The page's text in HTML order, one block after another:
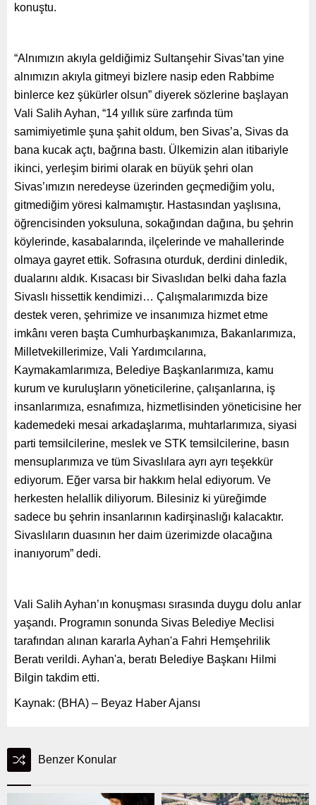
konuştu.
“Alnımızın akıyla geldiğimiz Sultanşehir Sivas’tan yine
alnımızın akıyla gitmeyi bizlere nasip eden Rabbime
binlerce kez şükürler olsun” diyerek sözlerine başlayan
Vali Salih Ayhan, “14 yıllık süre zarfında tüm
samimiyetimle şuna şahit oldum, ben Sivas’a, Sivas da
bana kucak açtı, bağrına bastı. Ülkemizin alan itibariyle
ikinci, yerleşim birimi olarak en büyük şehri olan
Sivas’ımızın neredeyse üzerinden geçmediğim yolu,
gitmediğim yöresi kalmamıştır. Hastasından yaşlısına,
öğrencisinden yoksuluna, sokağından dağına, bu şehrin
köylerinde, kasabalarında, ilçelerinde ve mahallerinde
olmaya gayret ettik. Sofrasına oturduk, derdini dinledik,
dualarını aldık. Kısacası bir Sivaslıdan belki daha fazla
Sivaslı hissettik kendimizi… Çalışmalarımızda bize
destek veren, şehrimize ve insanımıza hizmet etme
imkânı veren başta Cumhurbaşkanımıza, Bakanlarımıza,
Milletvekillerimize, Vali Yardımcılarına,
Kaymakamlarımıza, Belediye Başkanlarımıza, kamu
kurum ve kuruluşların yöneticilerine, çalışanlarına, iş
insanlarımıza, esnafımıza, hizmetlisinden yöneticisine her
kademedeki mesai arkadaşlarıma, muhtarlarımıza, siyasi
parti temsilcilerine, meslek ve STK temsilcilerine, basın
mensuplarımıza ve tüm Sivaslılara ayrı ayrı teşekkür
ediyorum. Eğer varsa bir hakkım helal ediyorum. Ve
herkesten helallik diliyorum. Bilesiniz ki yüreğimde
sadece bu şehrin insanlarının kadirşinaslığı kalacaktır.
Sivaslıların duasının her daim üzerimizde olacağına
inanıyorum” dedi.
Vali Salih Ayhan’ın konuşması sırasında duygu dolu anlar
yaşandı. Programın sonunda Sivas Belediye Meclisi
tarafından alınan kararla Ayhan'a Fahri Hemşehrilik
Beratı verildi. Ayhan'a, beratı Belediye Başkanı Hilmi
Bilgin takdim etti.
Kaynak: (BHA) – Beyaz Haber Ajansı
Benzer Konular